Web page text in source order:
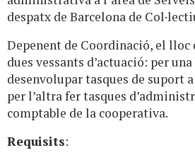
despatx de Barcelona de
Depenent de Coordinació, el lloc
dues vessants d’actuació: per una
desenvolupar tasques de suport
per l’altra fer tasques
comptable de la cooperativa.
Requisits: